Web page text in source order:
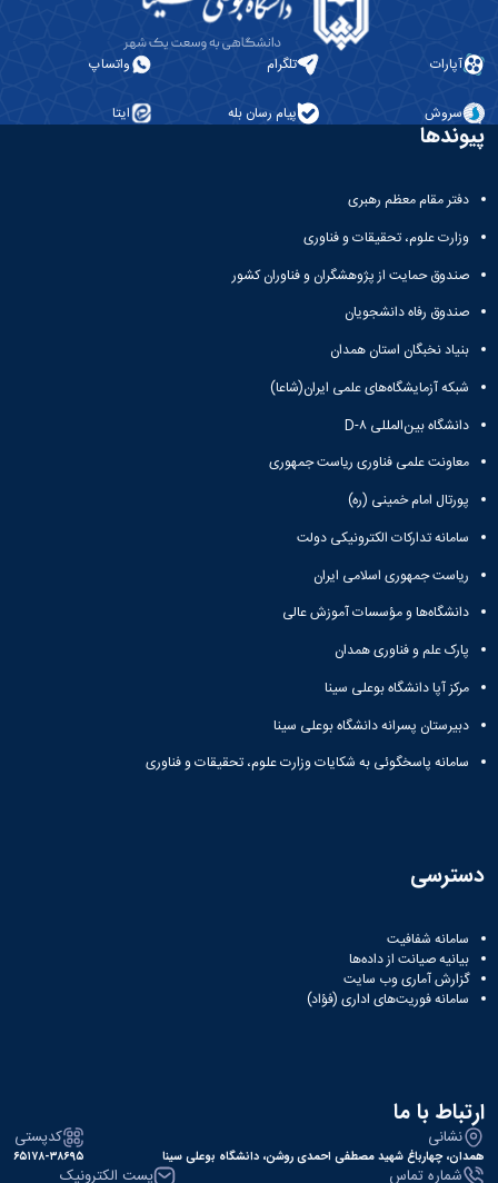
آپارات تلگرام واتساپ
سروش پیام رسان بله ایتا
پیوندها
دفتر مقام معظم رهبری
وزارت علوم، تحقیقات و فناوری
صندوق حمایت از پژوهشگران و فناوران کشور
صندوق رفاه دانشجویان
بنیاد نخبگان استان همدان
شبکه آزمایشگاه‌های علمی ایران(شاعا)
دانشگاه بین‌المللی D-۸
معاونت علمی فناوری ریاست جمهوری
پورتال امام خمینی (ره)
سامانه تدارکات الکترونیکی دولت
ریاست جمهوری اسلامی ایران
دانشگاه‌ها و مؤسسات آموزش عالی
پارک علم و فناوری همدان
مرکز آپا دانشگاه بوعلی سینا
دبیرستان پسرانه دانشگاه بوعلی سینا
سامانه پاسخگوئی به شکایات وزارت علوم، تحقیقات و فناوری
دسترسی
سامانه شفافیت
بیانیه صیانت از داده‌ها
گزارش آماری وب‌ سایت
سامانه فوریت‌های اداری (فؤاد)
ارتباط با ما
نشانی
همدان، چهارباغ شهید مصطفی احمدی روشن، دانشگاه بوعلی سینا
کدپستی
۶۵۱۷۸-۳۸۶۹۵
شماره تماس پست الکترونیک